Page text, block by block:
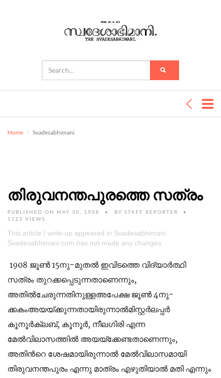
Home Svadesabhimani
തിരുവനന്തപുരത്തെ സത്രം
PUBLISHED ON MAY 30, 1908 BY STAFF REPORTER
1122 VIEWS
This article / write-up appeared in Svadesabhimani.
Svadesabhimani.com has not made any changes.
1908 ജൂണ്‍ 15നു-മുതല്‍ ഇവിടത്തെ വിദ്യാര്‍ത്ഥി
സത്രം തുറക്കപ്പെടുന്നതാണെന്നും,
അതില്‍ചേരുന്നതിനുള്ളഅപേക്ഷ ജൂണ്‍ 4നു-
ക്കകംഅയയ്ക്കുന്നതായിരുന്നാല്‍മിസ്റ്റര്‍ലപ്പര്‍
കൂനൂര്‍ക്ലബ്, കൂനൂര്‍, നീലഗിരി എന്ന
മേല്‍വിലാസത്തില്‍ അയയ്ക്കേണ്ടതാണെന്നും,
അതിന്‍റെ ശേഷമായിരുന്നാല്‍ മേല്‍വിലാസമായി
തിരുവനന്തപുരം എന്നു മാത്രം എഴുതിയാല്‍ മതി എന്നും